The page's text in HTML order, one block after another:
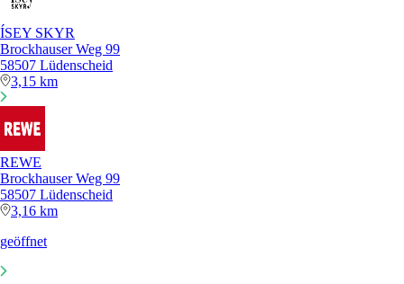
ÍSEY SKYR
Brockhauser Weg 99
58507 Lüdenscheid
3,15 km
REWE
Brockhauser Weg 99
58507 Lüdenscheid
3,16 km
geöffnet